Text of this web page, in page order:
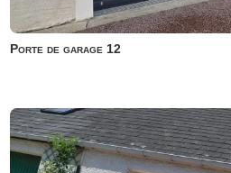
Porte de garage 12